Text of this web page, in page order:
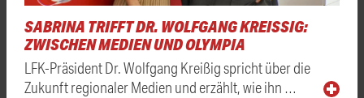
SABRINA TRIFFT DR. WOLFGANG KREISSIG: Z
WISCHEN MEDIEN UND OLYMPIA
LFK-Präsident Dr. Wolfgang Kreißig spricht über die
Zukunft regionaler Medien und erzählt, wie ihn …